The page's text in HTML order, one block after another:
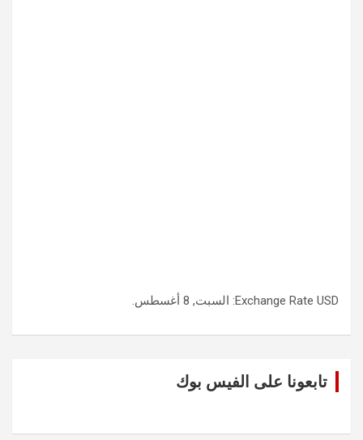
Exchange Rate USD : السبت, 8 أغسطس.
تابعونا على الفيس بوك